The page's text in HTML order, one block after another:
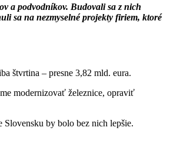
a podvodníkov. Budovali sa z nich
sa na nezmyselné projekty firiem, ktoré
štvrtina – presne 3,82 mld. eura.
modernizovať železnice, opraviť
by bolo bez nich lepšie.